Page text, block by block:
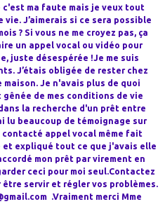
ma faute mais je veux tout
J’aimerais si ce sera possible
? Si vous ne me croyez pas, ça
un appel vocal ou vidéo pour
juste désespérée !Je me suis
J’étais obligée de rester chez
Je n'avais plus de quoi
de mes conditions de vie
la recherche d'un prêt entre
lu beaucoup de témoignage sur
contacté appel vocal même fait
et expliqué tout ce que j'avais elle
mon prêt par virement en
ceci pour moi seul.Contactez
servir et régler vos problèmes.
.Vraiment merci Mme